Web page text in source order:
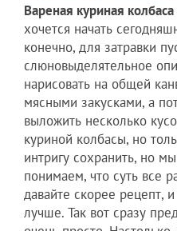
Вареная куриная колбаса
хочется начать
конечно, для затравки
слюновыделятельное
нарисовать на общей
мясными закусками, а
выложить несколько
куриной колбасы, но
интригу сохранить, но
понимаем, что суть все
давайте скорее рецепт,
лучше. Так вот сразу